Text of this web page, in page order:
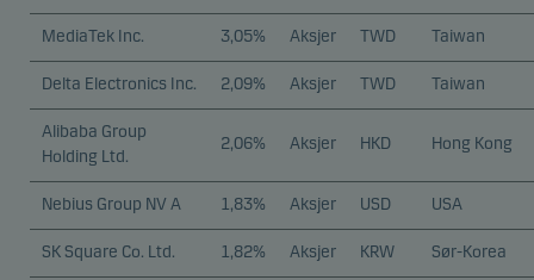
MediaTek Inc. 3,05% Aksjer TWD Taiwan
Delta Electronics Inc. 2,09% Aksjer TWD Taiwan
Alibaba Group
Holding Ltd.
2,06% Aksjer HKD Hong Kong
Nebius Group NV A 1,83% Aksjer USD USA
SK Square Co. Ltd. 1,82% Aksjer KRW Sør-Korea